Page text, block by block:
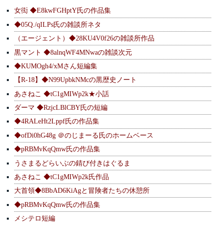
女衒 ◆E8kwFGHptY氏の作品集
◆05Q./qILPs氏の雑談所ネタ
（エージェント）◆28KU4V0f26の雑談所作品
黒マント ◆8alnqWF4MNwaの雑談次元
◆KUMOgh4/xMさん短編集
【R-18】◆N99UpbkNMcの黒歴史ノート
あさねこ ◆tC1gMIWp2k★小話
ダーマ ◆RzjcLBlCBY氏の短編
◆4RALeHt2Lppf氏の作品集
◆ofDi0hG48g ＠のじまーる氏のホームベース
◆pRBMvKqQmw氏の作品集
うさまるどらいぶの錆び付きはぐるま
あさねこ ◆tC1gMIWp2k氏作品
大首領◆8BbAD6KiAgと冒険者たちの休憩所
◆pRBMvKqQmw氏の作品集
メシテロ短編